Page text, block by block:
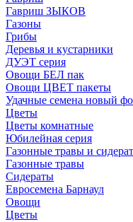
Гавриш ЗЫКОВ
Газоны
Грибы
Деревья и кустарники
ДУЭТ серия
Овощи БЕЛ пак
Овощи ЦВЕТ пакеты
Удачные семена новый
Цветы
Цветы комнатные
Юбилейная серия
Газонные травы и
Газонные травы
Сидераты
Евросемена Барнаул
Овощи
Цветы